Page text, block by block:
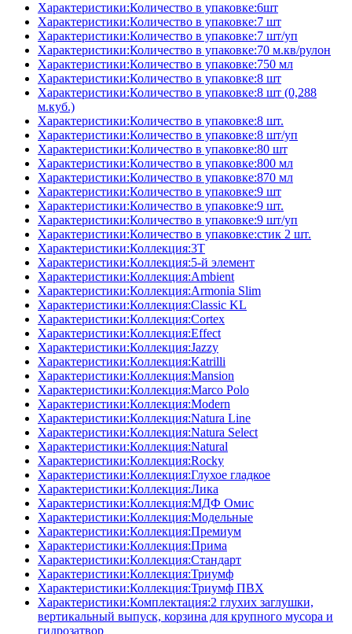
Характеристики:Количество в упаковке:6шт
Характеристики:Количество в упаковке:7 шт
Характеристики:Количество в упаковке:7 шт/уп
Характеристики:Количество в упаковке:70 м.кв/рулон
Характеристики:Количество в упаковке:750 мл
Характеристики:Количество в упаковке:8 шт
Характеристики:Количество в упаковке:8 шт (0,288
м.куб.)
Характеристики:Количество в упаковке:8 шт.
Характеристики:Количество в упаковке:8 шт/уп
Характеристики:Количество в упаковке:80 шт
Характеристики:Количество в упаковке:800 мл
Характеристики:Количество в упаковке:870 мл
Характеристики:Количество в упаковке:9 шт
Характеристики:Количество в упаковке:9 шт.
Характеристики:Количество в упаковке:9 шт/уп
Характеристики:Количество в упаковке:стик 2 шт.
Характеристики:Коллекция:3T
Характеристики:Коллекция:5-й элемент
Характеристики:Коллекция:Ambient
Характеристики:Коллекция:Armonia Slim
Характеристики:Коллекция:Classic KL
Характеристики:Коллекция:Cortex
Характеристики:Коллекция:Effect
Характеристики:Коллекция:Jazzy
Характеристики:Коллекция:Katrilli
Характеристики:Коллекция:Mansion
Характеристики:Коллекция:Marco Polo
Характеристики:Коллекция:Modern
Характеристики:Коллекция:Natura Line
Характеристики:Коллекция:Natura Select
Характеристики:Коллекция:Natural
Характеристики:Коллекция:Rocky
Характеристики:Коллекция:Глухое гладкое
Характеристики:Коллекция:Лика
Характеристики:Коллекция:МДФ Омис
Характеристики:Коллекция:Модельные
Характеристики:Коллекция:Премиум
Характеристики:Коллекция:Прима
Характеристики:Коллекция:Стандарт
Характеристики:Коллекция:Триумф
Характеристики:Коллекция:Триумф ПВХ
Характеристики:Комплектация:2 глухих заглушки,
вертикальный выпуск, корзина для крупного мусора и
гидрозатвор